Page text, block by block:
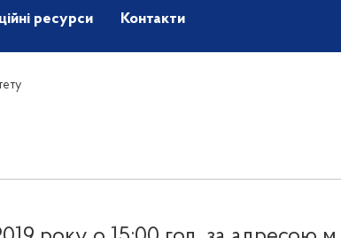
ресурси Контакти